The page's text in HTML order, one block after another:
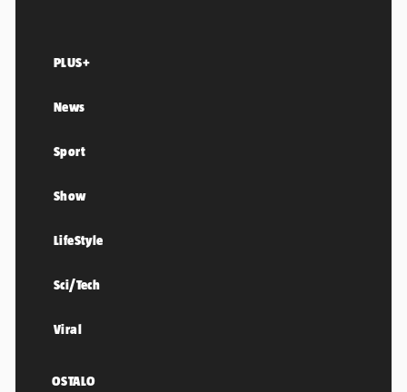
PLUS+
News
Sport
Show
LifeStyle
Sci/Tech
Viral
OSTALO